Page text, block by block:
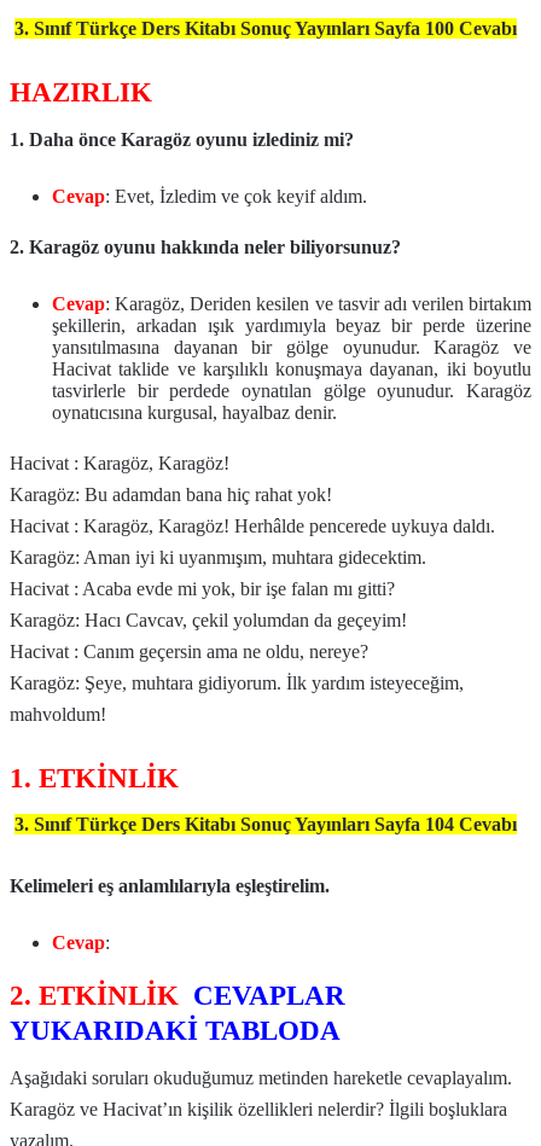
3. Sınıf Türkçe Ders Kitabı Sonuç Yayınları Sayfa 100 Cevabı
HAZIRLIK
1. Daha önce Karagöz oyunu izlediniz mi?
Cevap: Evet, İzledim ve çok keyif aldım.
2. Karagöz oyunu hakkında neler biliyorsunuz?
Cevap: Karagöz, Deriden kesilen ve tasvir adı verilen birtakım
şekillerin, arkadan ışık yardımıyla beyaz bir perde üzerine
yansıtılmasına dayanan bir gölge oyunudur. Karagöz ve
Hacivat taklide ve karşılıklı konuşmaya dayanan, iki boyutlu
tasvirlerle bir perdede oynatılan gölge oyunudur. Karagöz
oynatıcısına kurgusal, hayalbaz denir.
Hacivat : Karagöz, Karagöz!
Karagöz: Bu adamdan bana hiç rahat yok!
Hacivat : Karagöz, Karagöz! Herhâlde pencerede uykuya daldı.
Karagöz: Aman iyi ki uyanmışım, muhtara gidecektim.
Hacivat : Acaba evde mi yok, bir işe falan mı gitti?
Karagöz: Hacı Cavcav, çekil yolumdan da geçeyim!
Hacivat : Canım geçersin ama ne oldu, nereye?
Karagöz: Şeye, muhtara gidiyorum. İlk yardım isteyeceğim,
mahvoldum!
1. ETKİNLİK
3. Sınıf Türkçe Ders Kitabı Sonuç Yayınları Sayfa 104 Cevabı
Kelimeleri eş anlamlılarıyla eşleştirelim.
Cevap:
2. ETKİNLİK CEVAPLAR
YUKARIDAKİ TABLODA
Aşağıdaki soruları okuduğumuz metinden hareketle cevaplayalım.
Karagöz ve Hacivat’ın kişilik özellikleri nelerdir? İlgili boşluklara
yazalım.